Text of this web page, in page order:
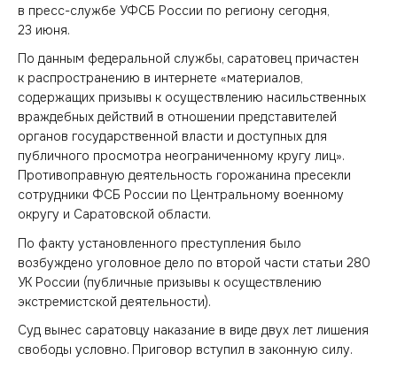
в пресс-службе УФСБ России по региону сегодня,
23 июня.
По данным федеральной службы, саратовец причастен
к распространению в интернете «материалов,
содержащих призывы к осуществлению насильственных
враждебных действий в отношении представителей
органов государственной власти и доступных для
публичного просмотра неограниченному кругу лиц».
Противоправную деятельность горожанина пресекли
сотрудники ФСБ России по Центральному военному
округу и Саратовской области.
По факту установленного преступления было
возбуждено уголовное дело по второй части статьи 280
УК России (публичные призывы к осуществлению
экстремистской деятельности).
Суд вынес саратовцу наказание в виде двух лет лишения
свободы условно. Приговор вступил в законную силу.